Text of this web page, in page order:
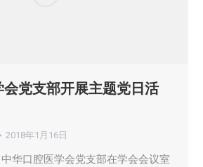
党支部开展主题党日活
2018年1月16日
华口腔医学会党支部在学会会议室